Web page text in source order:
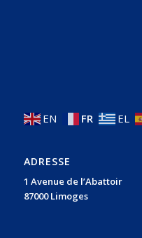
EN FR EL
ADRESSE
1 Avenue de l’Abattoir
87000 Limoges